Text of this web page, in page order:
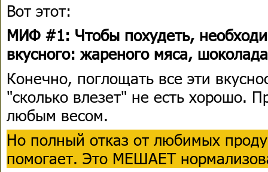
Вот этот:
МИФ #1: Чтобы похудеть,
вкусного: жареного мяса,
Конечно, поглощать все эти
"сколько влезет" не есть хорошо.
любым весом.
Но полный отказ от любимых
помогает. Это МЕШАЕТ